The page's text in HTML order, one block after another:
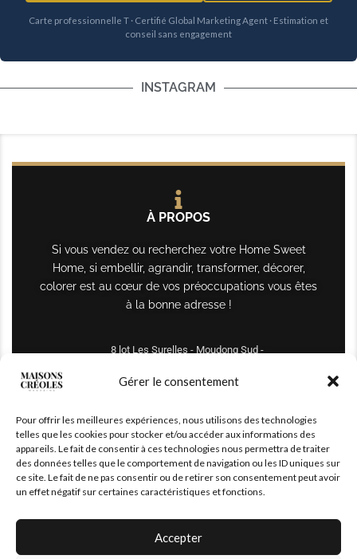
Gérer le consentement
Pour offrir les meilleures expériences, nous utilisons des technologies
telles que les cookies pour stocker et/ou accéder aux informations des
appareils. Le fait de consentir à ces technologies nous permettra de traiter
des données telles que le comportement de navigation ou les ID uniques sur
ce site. Le fait de ne pas consentir ou de retirer son consentement peut avoir
un effet négatif sur certaines caractéristiques et fonctions.
Accepter
Carte professionnelle T · Certifié Global Marketing Agent · Estimation et
conseil sans engagement
INSTAGRAM
À PROPOS
Si vous vendez ou recherchez votre Home Sweet
Home, si embellir, agrandir, transformer, décorer,
colorer est au cœur de vos préoccupations vous êtes
à la bonne adresse !
8 lot Les Surelles - Moudong Sud -
maisonscreoles.immo@gmail.com